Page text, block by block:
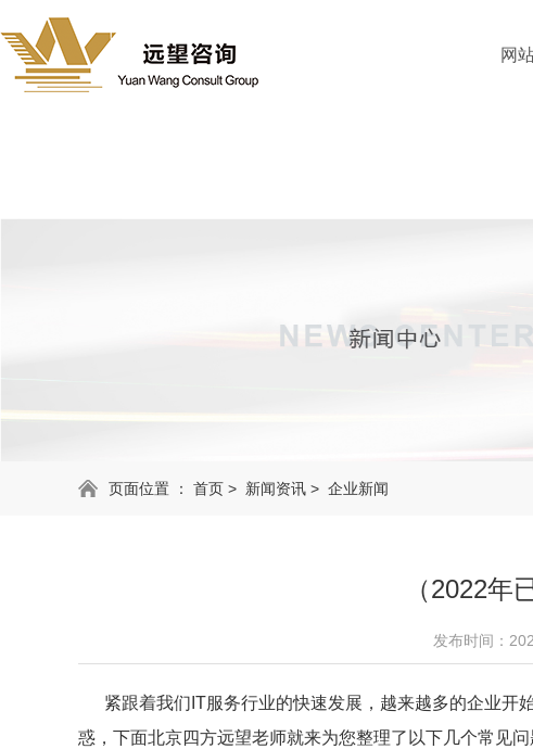
网
页面位置 ： 首页 > 新闻资讯 > 企业新闻
（2022年
发布时间：
紧跟着我们IT服务行业的快速发展，越来越多的企业开
惑，下面北京四方远望老师就来为您整理了以下几个常见问